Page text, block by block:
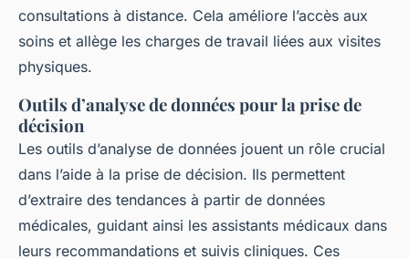
consultations à distance. Cela améliore l’accès aux
soins et allège les charges de travail liées aux visites
physiques.
Outils d’analyse de données pour la prise de
décision
Les outils d’analyse de données jouent un rôle crucial
dans l’aide à la prise de décision. Ils permettent
d’extraire des tendances à partir de données
médicales, guidant ainsi les assistants médicaux dans
leurs recommandations et suivis cliniques. Ces